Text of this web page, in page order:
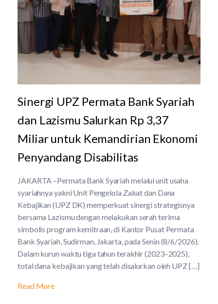
Sinergi UPZ Permata Bank Syariah
dan Lazismu Salurkan Rp 3,37
Miliar untuk Kemandirian Ekonomi
Penyandang Disabilitas
JAKARTA –Permata Bank Syariah melalui unit usaha
syariahnya yakni Unit Pengelola Zakat dan Dana
Kebajikan (UPZ DK) memperkuat sinergi strategisnya
bersama Lazismu dengan melakukan serah terima
simbolis program kemitraan, di Kantor Pusat Permata
Bank Syariah, Sudirman, Jakarta, pada Senin (8/6/2026).
Dalam kurun waktu tiga tahun terakhir (2023–2025),
total dana kebajikan yang telah disalurkan oleh UPZ […]
Read More